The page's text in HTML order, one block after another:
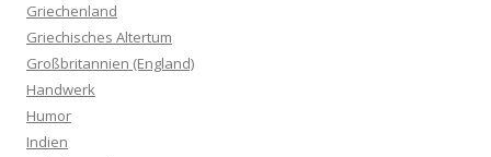
Griechenland
Griechisches Altertum
Großbritannien (England)
Handwerk
Humor
Indien